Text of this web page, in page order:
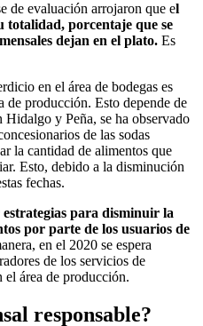
de evaluación arrojaron que el
totalidad, porcentaje que se
dejan en el plato. Es
en el área de bodegas es
de producción. Esto depende de
Hidalgo y Peña, se ha observado
de las sodas
la cantidad de alimentos que
Esto, debido a la disminución
fechas.
para disminuir la
por parte de los usuarios de
en el 2020 se espera
de los servicios de
el área de producción.
responsable?